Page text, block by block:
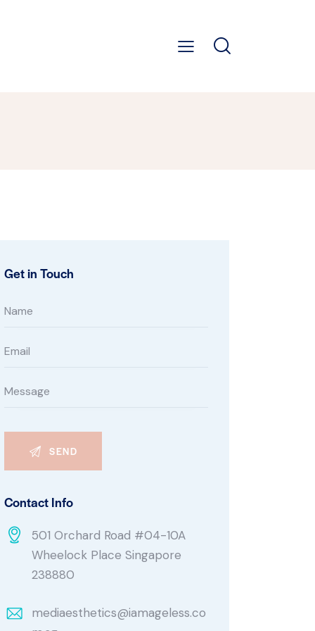
Get in Touch
Contact Info
501 Orchard Road #04-10A
Wheelock Place Singapore
238880
mediaesthetics@iamageless.co